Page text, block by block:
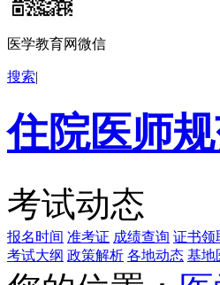
医学教育网微信
搜索|
住院医师
考试动态
报名时间 准考证 成绩查询 证书领
考试大纲 政策解析 各地动态 基地